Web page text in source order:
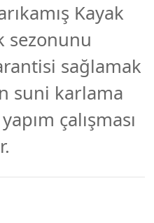
Kayak
sezonunu
sağlamak
suni karlama
çalışması